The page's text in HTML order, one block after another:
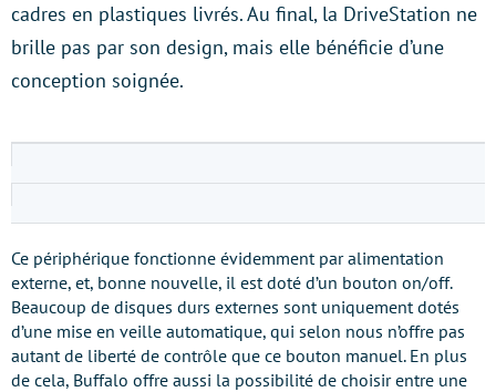
cadres en plastiques livrés. Au final, la DriveStation ne
brille pas par son design, mais elle bénéficie d’une
conception soignée.
Ce périphérique fonctionne évidemment par alimentation
externe, et, bonne nouvelle, il est doté d’un bouton on/off.
Beaucoup de disques durs externes sont uniquement dotés
d’une mise en veille automatique, qui selon nous n’offre pas
autant de liberté de contrôle que ce bouton manuel. En plus
de cela, Buffalo offre aussi la possibilité de choisir entre une